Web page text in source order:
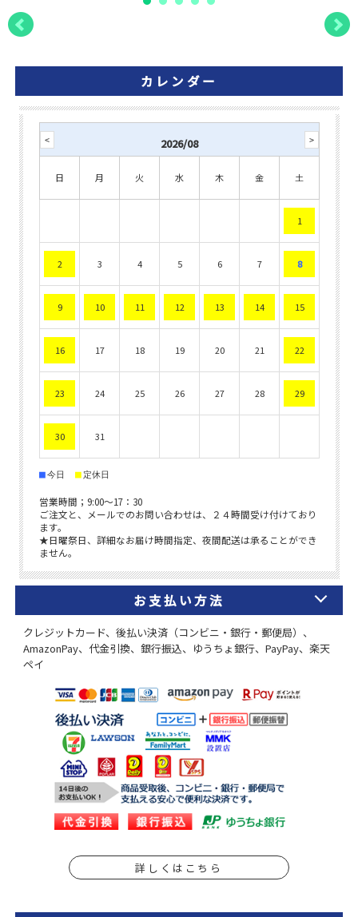
カレンダー
お支払い方法
クレジットカード、後払い決済（コンビニ・銀行・郵便局）、
AmazonPay、代金引換、銀行振込、ゆうちょ銀行、PayPay、楽天
ペイ
詳しくはこちら